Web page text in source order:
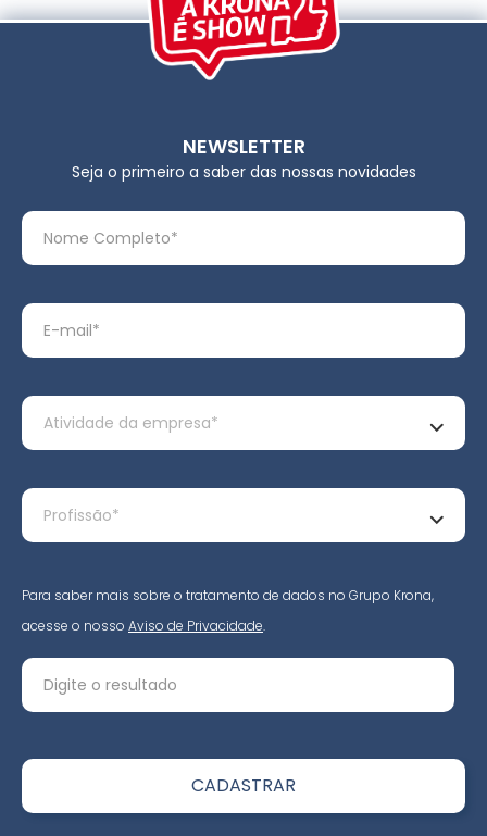
NEWSLETTER
Seja o primeiro a saber das nossas novidades
Para saber mais sobre o tratamento de dados no Grupo Krona,
acesse o nosso Aviso de Privacidade.